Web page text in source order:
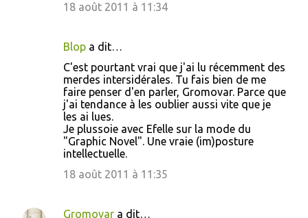
18 août 2011 à 11:34
Blop a dit…
C'est pourtant vrai que j'ai lu récemment des
merdes intersidérales. Tu fais bien de me
faire penser d'en parler, Gromovar. Parce que
j'ai tendance à les oublier aussi vite que je
les ai lues.
Je plussoie avec Efelle sur la mode du
"Graphic Novel". Une vraie (im)posture
intellectuelle.
18 août 2011 à 11:35
Gromovar a dit…